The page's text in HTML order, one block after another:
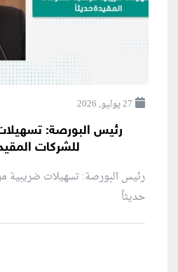
27 يوليو, 2026
رئيس البورصة:
للشركات
رئيس البورصة: تسهيلات ضريبية
حديثاً